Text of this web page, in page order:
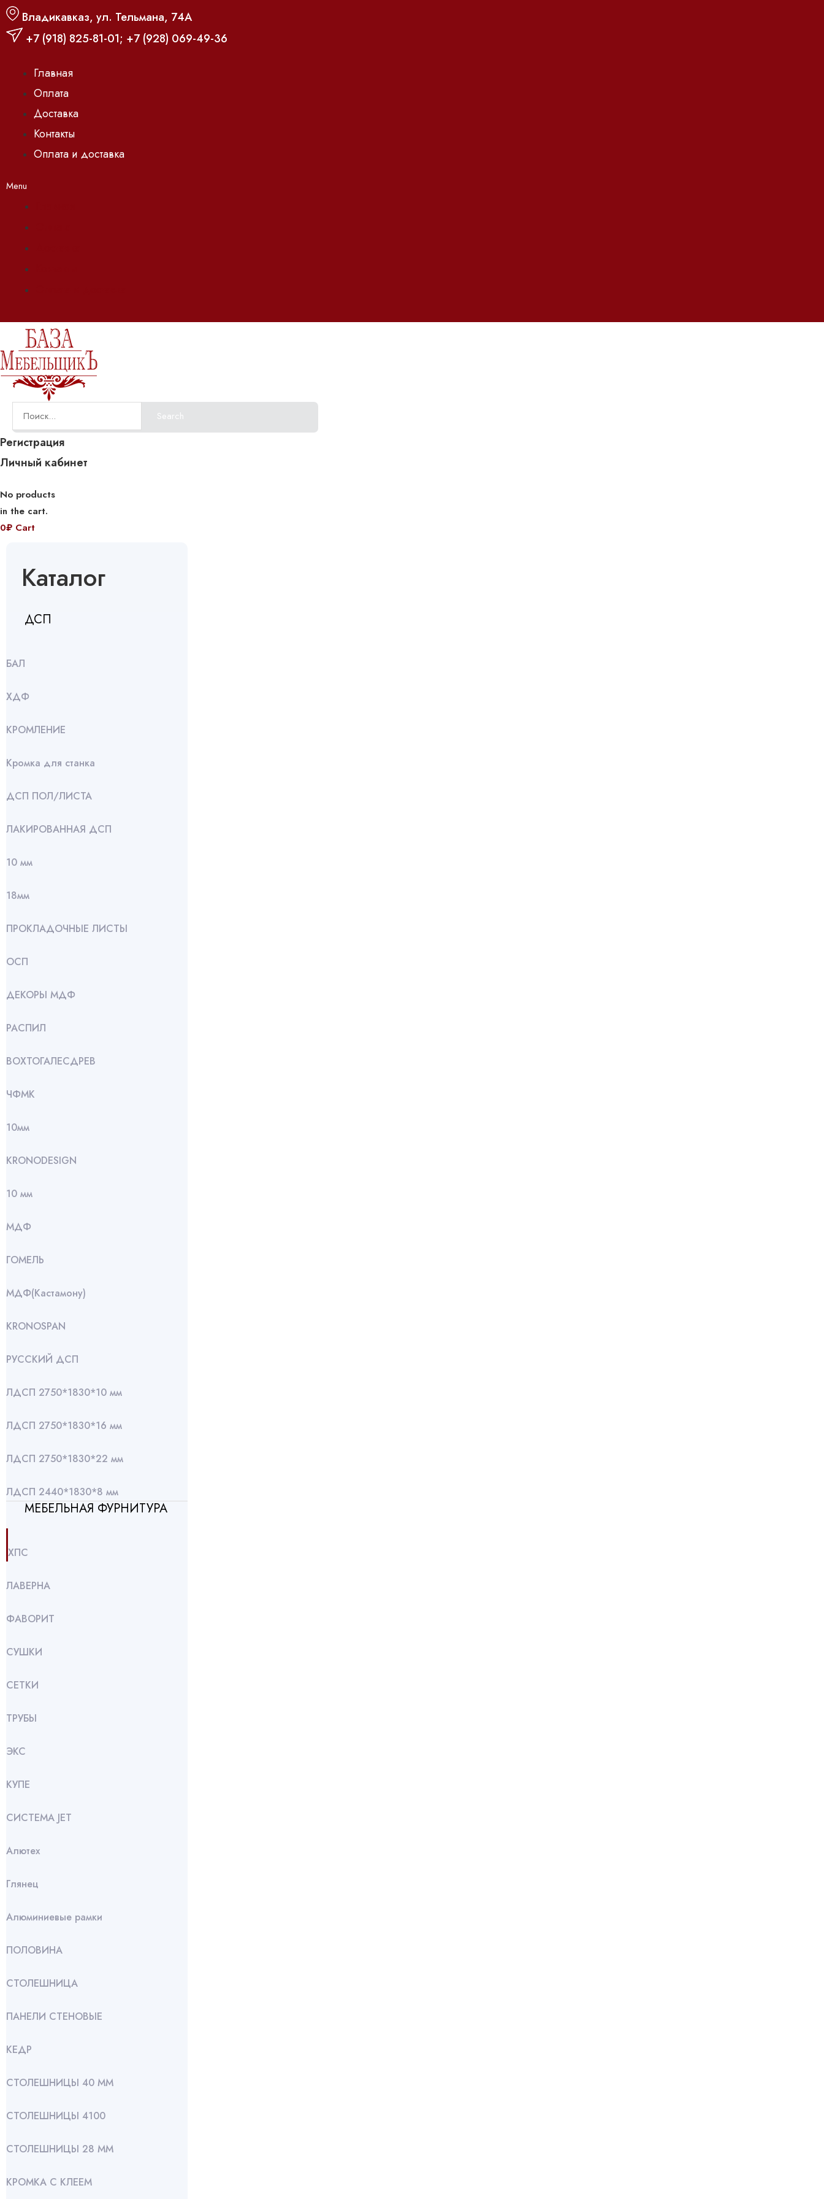
Владикавказ, ул. Тельмана, 74А
+7 (918) 825-81-01; +7 (928) 069-49-36
Главная
Оплата
Доставка
Контакты
Оплата и доставка
Menu
Search
Регистрация
Личный кабинет
No products
in the cart.
0₽ Cart
Каталог
ДСП
БАЛ
ХДФ
КРОМЛЕНИЕ
Кромка для станка
ДСП ПОЛ/ЛИСТА
ЛАКИРОВАННАЯ ДСП
10 мм
18мм
ПРОКЛАДОЧНЫЕ ЛИСТЫ
ОСП
ДЕКОРЫ МДФ
РАСПИЛ
ВОХТОГАЛЕСДРЕВ
ЧФМК
10мм
KRONODESIGN
10 мм
МДФ
ГОМЕЛЬ
МДФ(Кастамону)
KRONOSPAN
РУССКИЙ ДСП
ЛДСП 2750*1830*10 мм
ЛДСП 2750*1830*16 мм
ЛДСП 2750*1830*22 мм
ЛДСП 2440*1830*8 мм
МЕБЕЛЬНАЯ ФУРНИТУРА
ХПС
ЛАВЕРНА
ФАВОРИТ
СУШКИ
СЕТКИ
ТРУБЫ
ЭКС
КУПЕ
СИСТЕМА JET
Алютех
Глянец
Алюминиевые рамки
ПОЛОВИНА
СТОЛЕШНИЦА
ПАНЕЛИ СТЕНОВЫЕ
КЕДР
СТОЛЕШНИЦЫ 40 ММ
СТОЛЕШНИЦЫ 4100
СТОЛЕШНИЦЫ 28 ММ
КРОМКА С КЛЕЕМ